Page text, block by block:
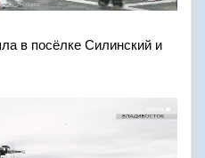
в посёлке Силинский и